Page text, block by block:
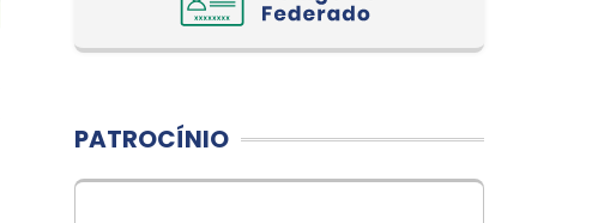
PATROCÍNIO